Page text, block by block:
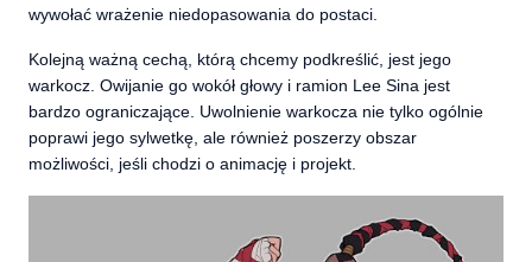
wywołać wrażenie niedopasowania do postaci.
Kolejną ważną cechą, którą chcemy podkreślić, jest jego
warkocz. Owijanie go wokół głowy i ramion Lee Sina jest
bardzo ograniczające. Uwolnienie warkocza nie tylko ogólnie
poprawi jego sylwetkę, ale również poszerzy obszar
możliwości, jeśli chodzi o animację i projekt.